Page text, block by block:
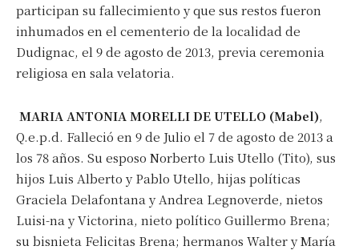
participan su fallecimiento y que sus restos fueron
inhumados en el cementerio de la localidad de
Dudignac, el 9 de agosto de 2013, previa ceremonia
religiosa en sala velatoria.
MARIA ANTONIA MORELLI DE UTELLO (Mabel),
Q.e.p.d. Falleció en 9 de Julio el 7 de agosto de 2013 a
los 78 años. Su esposo Norberto Luis Utello (Tito), sus
hijos Luis Alberto y Pablo Utello, hijas políticas
Graciela Delafontana y Andrea Legnoverde, nietos
Luisi-na y Victorina, nieto político Guillermo Brena;
su bisnieta Felicitas Brena; hermanos Walter y María